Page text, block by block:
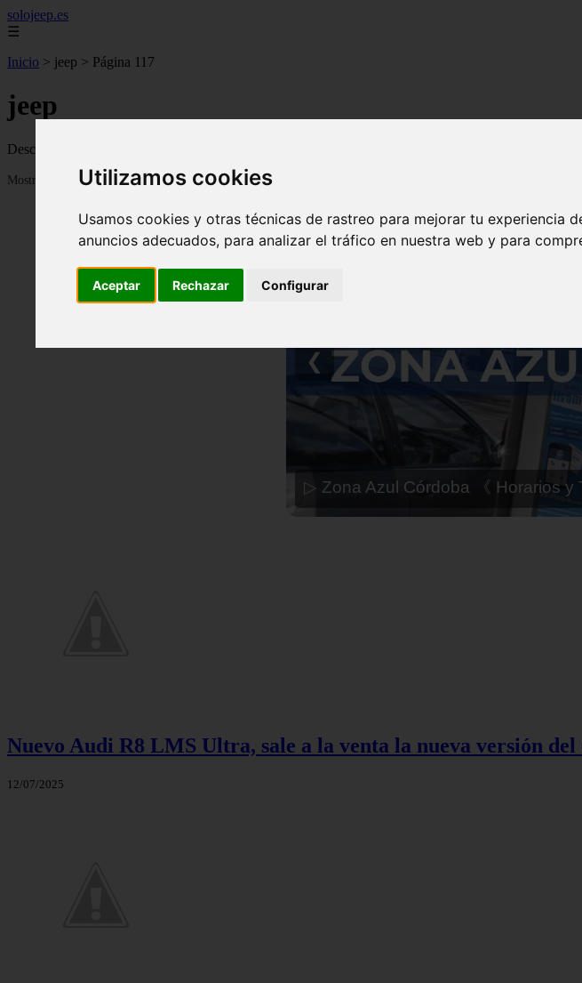
Utilizamos cookies
Usamos cookies y otras técnicas de rastreo para mejorar tu experiencia
anuncios adecuados, para analizar el tráfico en nuestra web y para
Aceptar Rechazar Configurar
solojeep.es
☰
Inicio > jeep > Página 117
jeep
Descubre todas las noticias de la categoría jeep. Artículos actualizados y contenido de calidad en
Mostrando 2785 - 2808 de 3335 artículos
▷ Zona Azul Córdoba 《 Horarios y
❮
Nuevo Audi R8 LMS Ultra, sale a la venta la nueva versión del
12/07/2025